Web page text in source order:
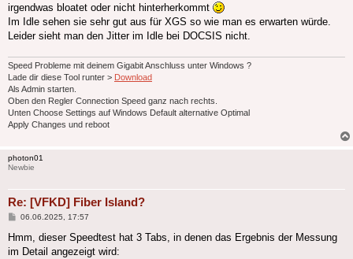
irgendwas bloatet oder nicht hinterherkommt
Im Idle sehen sie sehr gut aus für XGS so wie man es erwarten würde.
Leider sieht man den Jitter im Idle bei DOCSIS nicht.
Speed Probleme mit deinem Gigabit Anschluss unter Windows ?
Lade dir diese Tool runter > Download
Als Admin starten.
Oben den Regler Connection Speed ganz nach rechts.
Unten Choose Settings auf Windows Default alternative Optimal
Apply Changes und reboot
photon01
Newbie
Re: [VFKD] Fiber Island?
Beitrag
06.06.2025, 17:57
Hmm, dieser Speedtest hat 3 Tabs, in denen das Ergebnis der Messung
im Detail angezeigt wird: